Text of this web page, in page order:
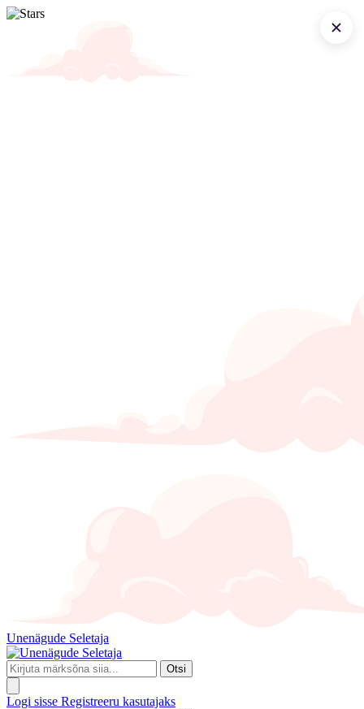
Unenägude Seletaja
Otsi
Logi sisse Registreeru kasutajaks